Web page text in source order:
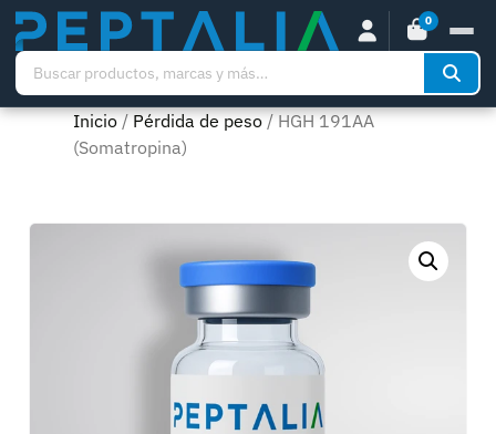
0
Inicio/Pérdida de peso/ HGH 191AA
(Somatropina)